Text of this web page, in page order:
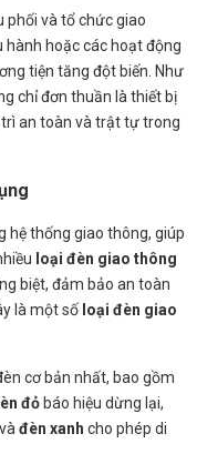
phối và tổ chức giao
hành hoặc các hoạt động
tiện tăng đột biến. Như
chỉ đơn thuần là thiết bị
an toàn và trật tự trong
hệ thống giao thông, giúp
loại đèn giao thông
biệt, đảm bảo an toàn
là một số loại đèn giao
cơ bản nhất, bao gồm
đỏ báo hiệu dừng lại,
đèn xanh cho phép di